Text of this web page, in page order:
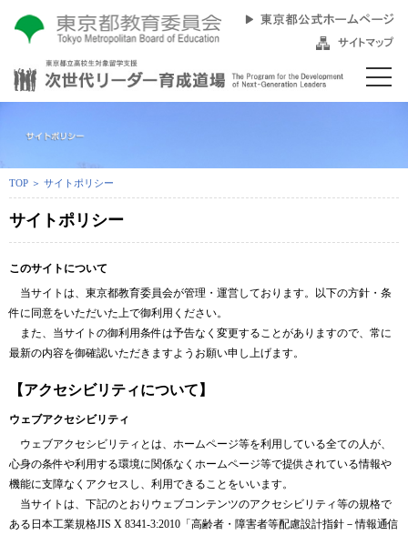
TOP ＞ サイトポリシー
サイトポリシー
このサイトについて
当サイトは、東京都教育委員会が管理・運営しております。以下の方針・条
件に同意をいただいた上で御利用ください。
また、当サイトの御利用条件は予告なく変更することがありますので、常に
最新の内容を御確認いただきますようお願い申し上げます。
【アクセシビリティについて】
ウェブアクセシビリティ
ウェブアクセシビリティとは、ホームページ等を利用している全ての人が、
心身の条件や利用する環境に関係なくホームページ等で提供されている情報や
機能に支障なくアクセスし、利用できることをいいます。
当サイトは、下記のとおりウェブコンテンツのアクセシビリティ等の規格で
ある日本工業規格JIS X 8341-3:2010「高齢者・障害者等配慮設計指針－情報通信